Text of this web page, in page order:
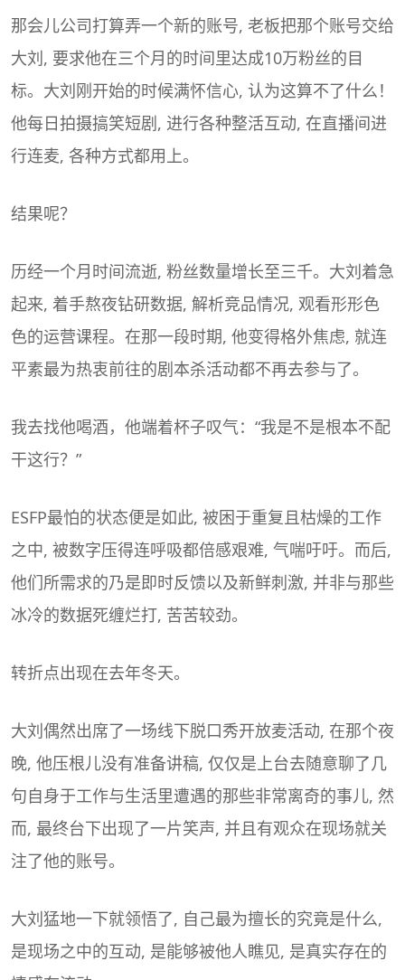
那会儿公司打算弄一个新的账号, 老板把那个账号交给
大刘, 要求他在三个月的时间里达成10万粉丝的目
标。大刘刚开始的时候满怀信心, 认为这算不了什么！
他每日拍摄搞笑短剧, 进行各种整活互动, 在直播间进
行连麦, 各种方式都用上。
结果呢？
历经一个月时间流逝, 粉丝数量增长至三千。大刘着急
起来, 着手熬夜钻研数据, 解析竞品情况, 观看形形色
色的运营课程。在那一段时期, 他变得格外焦虑, 就连
平素最为热衷前往的剧本杀活动都不再去参与了。
我去找他喝酒，他端着杯子叹气：“我是不是根本不配
干这行？”
ESFP最怕的状态便是如此, 被困于重复且枯燥的工作
之中, 被数字压得连呼吸都倍感艰难, 气喘吁吁。而后,
他们所需求的乃是即时反馈以及新鲜刺激, 并非与那些
冰冷的数据死缠烂打, 苦苦较劲。
转折点出现在去年冬天。
大刘偶然出席了一场线下脱口秀开放麦活动, 在那个夜
晚, 他压根儿没有准备讲稿, 仅仅是上台去随意聊了几
句自身于工作与生活里遭遇的那些非常离奇的事儿, 然
而, 最终台下出现了一片笑声, 并且有观众在现场就关
注了他的账号。
大刘猛地一下就领悟了, 自己最为擅长的究竟是什么,
是现场之中的互动, 是能够被他人瞧见, 是真实存在的